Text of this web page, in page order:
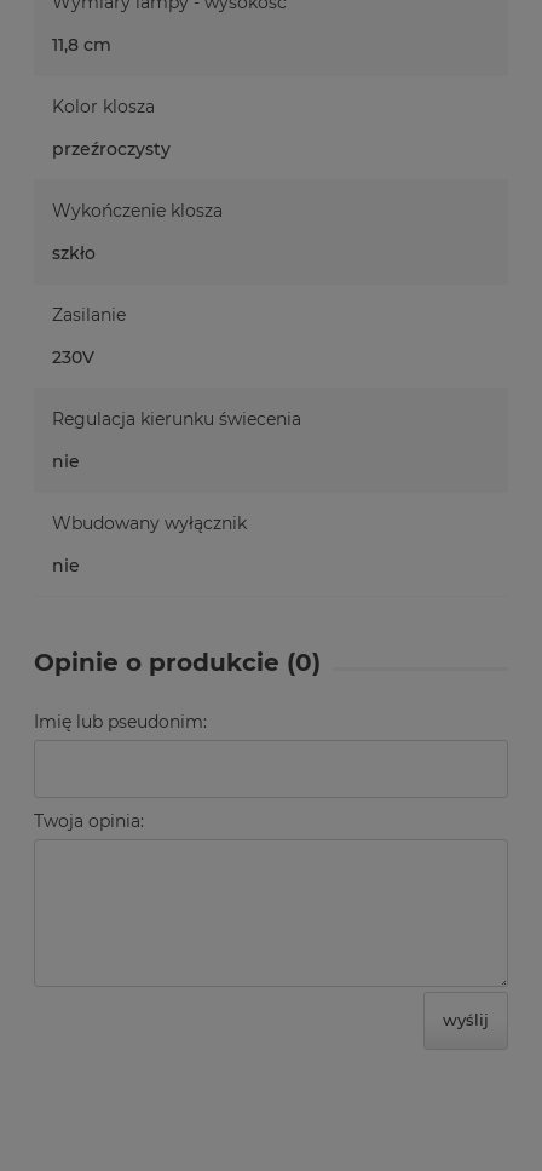
11,8 cm
Kolor klosza
przeźroczysty
Wykończenie klosza
szkło
Zasilanie
230V
Regulacja kierunku świecenia
nie
Wbudowany wyłącznik
nie
Opinie o produkcie (0)
Imię lub pseudonim:
Twoja opinia:
wyślij